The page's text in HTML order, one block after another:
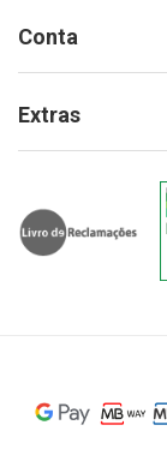
Conta
Extras